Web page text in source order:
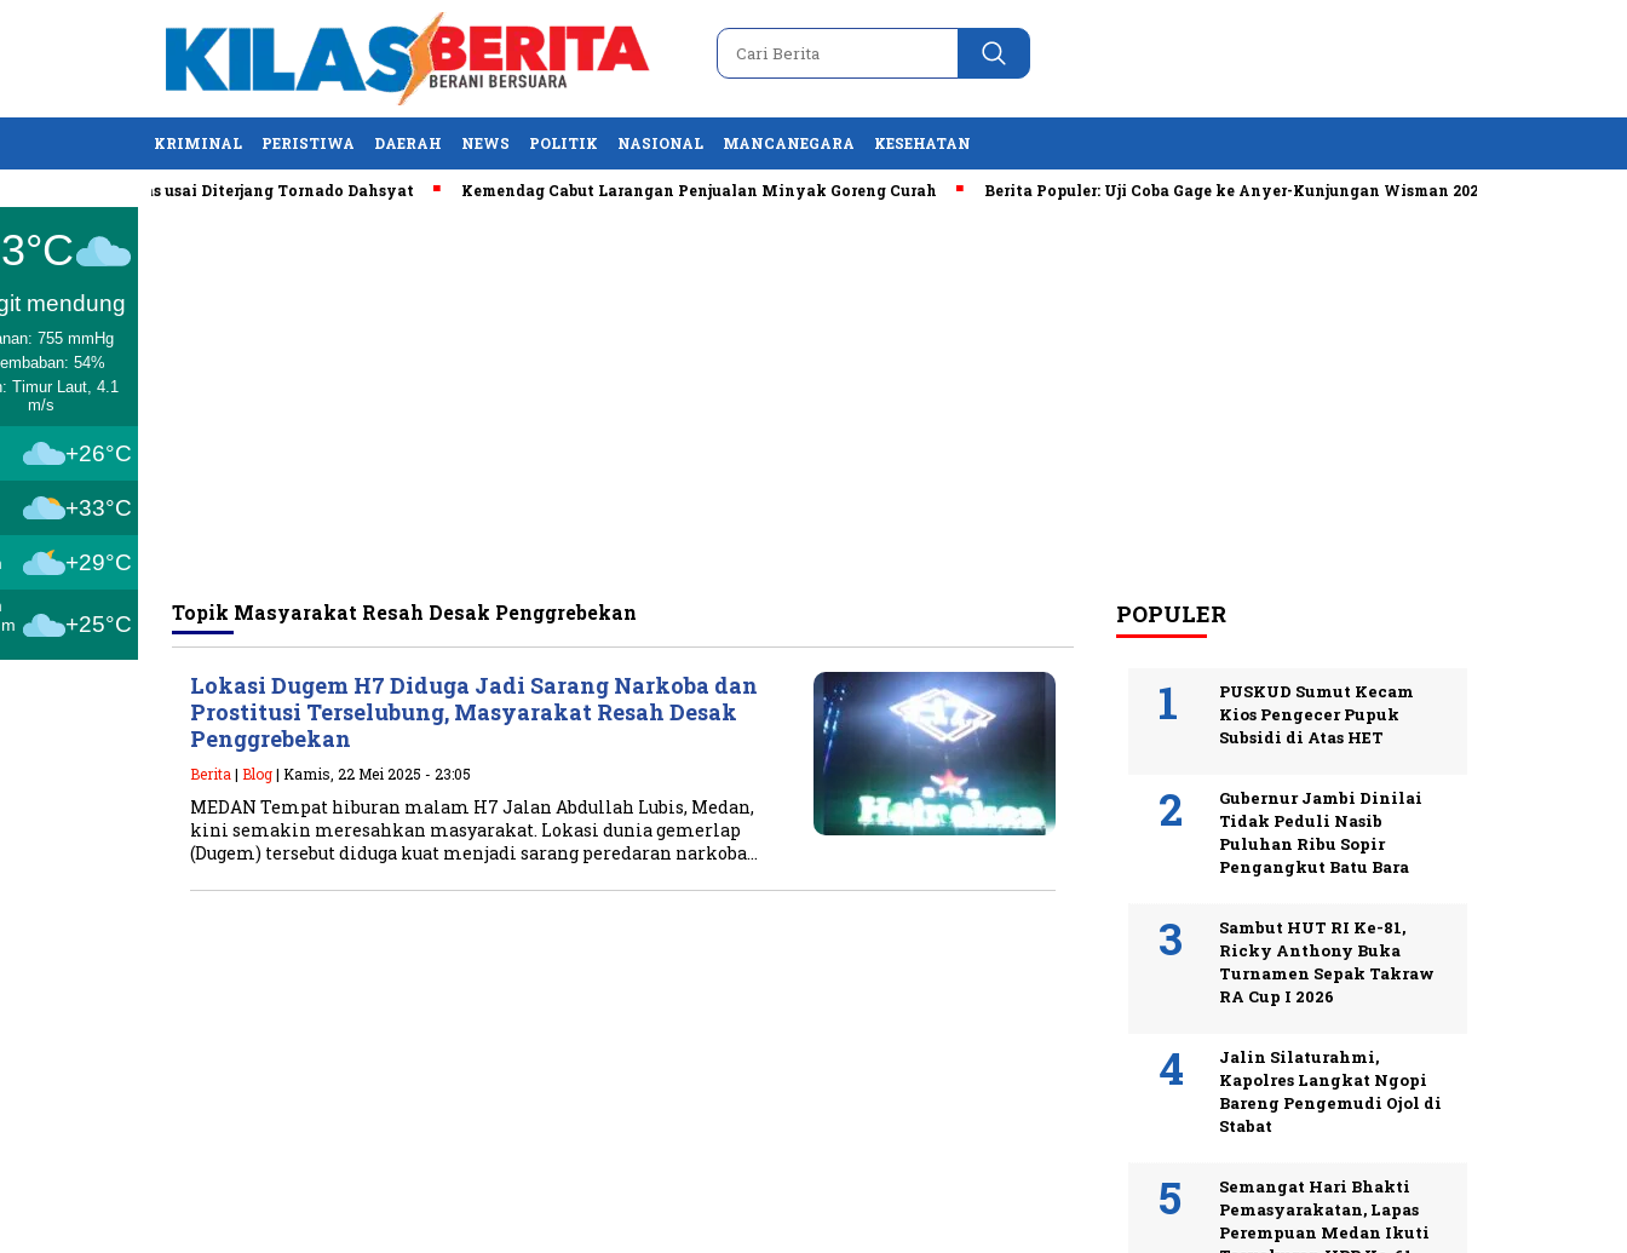
KRIMINAL PERISTIWA DAERAH NEWS POLITIK NASIONAL MANCANEGARA KESEHATAN
AS Tewas usai Diterjang Tornado Dahsyat Kemendag Cabut Larangan Penjualan Minyak Goreng Curah Berita Populer: Uji Coba Gage ke Anyer-Kunjungan Wisman 2022 Diprediksi Rendah
mendung
755 mmHg
54%
Timur Laut, 4.1
m/s
+26°C
+33°C
+29°C
+25°C Topik Masyarakat Resah Desak Penggrebekan
Lokasi Dugem H7 Diduga Jadi Sarang Narkoba dan
Prostitusi Terselubung, Masyarakat Resah Desak
Penggrebekan
Berita | Blog| Kamis, 22 Mei 2025 - 23:05
MEDAN Tempat hiburan malam H7 Jalan Abdullah Lubis, Medan,
kini semakin meresahkan masyarakat. Lokasi dunia gemerlap
(Dugem) tersebut diduga kuat menjadi sarang peredaran narkoba…
POPULER
PUSKUD Sumut Kecam
Kios Pengecer Pupuk
Subsidi di Atas HET
Gubernur Jambi Dinilai
Tidak Peduli Nasib
Puluhan Ribu Sopir
Pengangkut Batu Bara
Sambut HUT RI Ke-81,
Ricky Anthony Buka
Turnamen Sepak Takraw
RA Cup I 2026
Jalin Silaturahmi,
Kapolres Langkat Ngopi
Bareng Pengemudi Ojol di
Stabat
Semangat Hari Bhakti
Pemasyarakatan, Lapas
Perempuan Medan Ikuti